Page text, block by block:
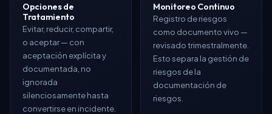
Opciones de
Tratamiento
Evitar, reducir, compartir,
o aceptar — con
aceptación explícita y
documentada, no
ignorada
silenciosamente hasta
convertirse en incidente.
Monitoreo Continuo
Registro de riesgos
como documento vivo —
revisado trimestralmente.
Esto separa la gestión de
riesgos de la
documentación de
riesgos.